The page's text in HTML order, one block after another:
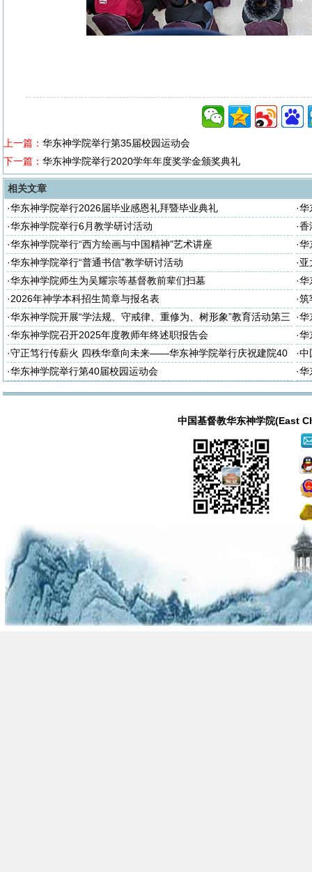
上一篇： 华东神学院举行第35届校园运动会
下一篇： 华东神学院举行2020学年年度奖学金颁奖典礼
相关文章
·华东神学院举行2026届毕业感恩礼拜暨毕业典礼 ·华
座
·华东神学院举行6月教学研讨活动 ·香
·华东神学院举行“西方绘画与中国精神”艺术讲座 ·华
·华东神学院举行“普通书信”教学研讨活动 ·亚
·华东神学院师生为吴耀宗等基督教前辈们扫墓 ·华
·2026年神学本科招生简章与报名表 ·筑
诈
·华东神学院开展“学法规、守戒律、重修为、树形象”教育活动第三
次集体学习
·华
次
·华东神学院召开2025年度教师年终述职报告会 ·华
大
·守正笃行传薪火 四秩华章向未来——华东神学院举行庆祝建院40
周年暨神学教育中国化研讨会
·中
·华东神学院举行第40届校园运动会 ·华
中国基督教华东神学院(East